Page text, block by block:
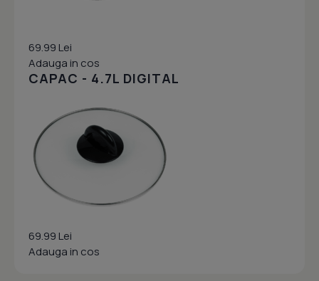
69.99 Lei
Adauga in cos
CAPAC - 4.7L DIGITAL
69.99 Lei
Adauga in cos